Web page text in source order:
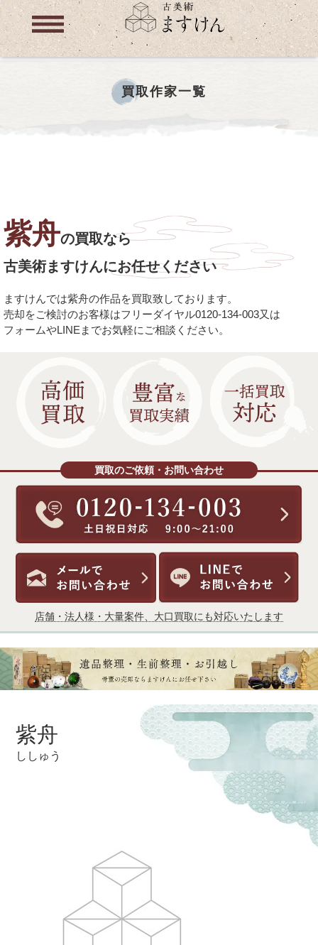
買取作家一覧
紫舟の買取なら
古美術ますけんにお任せください
ますけんでは紫舟の作品を買取致しております。
売却をご検討のお客様はフリーダイヤル0120-134-003又は
フォームやLINEまでお気軽にご相談ください。
買取のご依頼・お問い合わせ
店舗・法人様・大量案件、大口買取にも対応いたします
紫舟
ししゅう